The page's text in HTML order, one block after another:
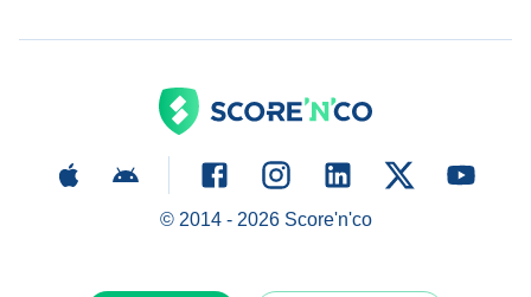
© 2014 - 2026Score'n'co